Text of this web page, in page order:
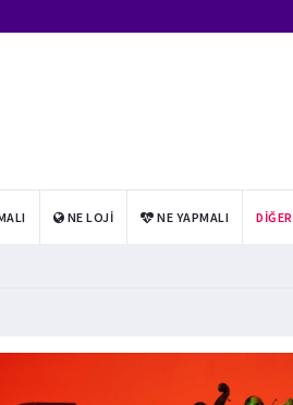
NE LOJI NE YAPMALI DIĞER